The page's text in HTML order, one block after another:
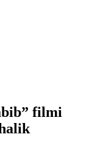
filmi